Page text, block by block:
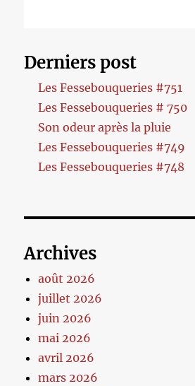
Derniers post
Les Fessebouqueries #751
Les Fessebouqueries # 750
Son odeur après la pluie
Les Fessebouqueries #749
Les Fessebouqueries #748
Archives
août 2026
juillet 2026
juin 2026
mai 2026
avril 2026
mars 2026